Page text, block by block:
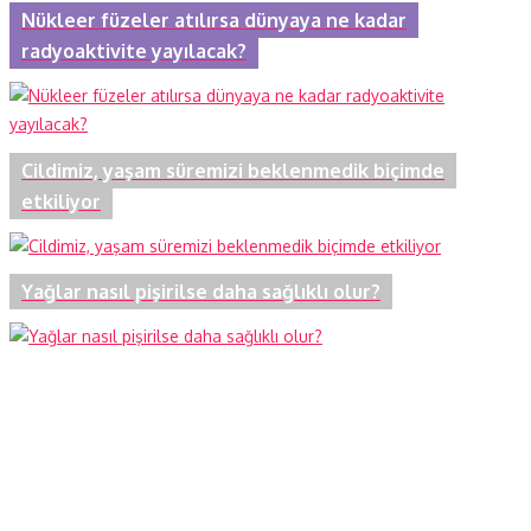
Nükleer füzeler atılırsa dünyaya ne kadar
radyoaktivite yayılacak?
Cildimiz, yaşam süremizi beklenmedik biçimde
etkiliyor
Yağlar nasıl pişirilse daha sağlıklı olur?